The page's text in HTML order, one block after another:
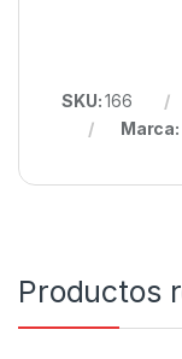
SKU:166
Marca:
Productos